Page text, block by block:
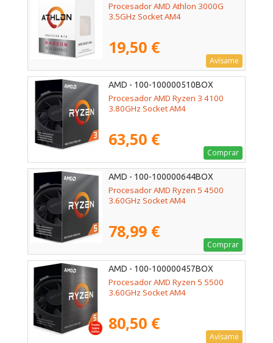
Procesador AMD Athlon 3000G
3.5GHz Socket AM4
19,50 €
Avísame
AMD - 100-100000510BOX
Procesador AMD Ryzen 3 4100
3.80GHz Socket AM4
63,50 €
Comprar
AMD - 100-100000644BOX
Procesador AMD Ryzen 5 4500
3.60GHz Socket AM4
78,99 €
Comprar
AMD - 100-100000457BOX
Procesador AMD Ryzen 5 5500
3.60GHz Socket AM4
80,50 €
Avísame